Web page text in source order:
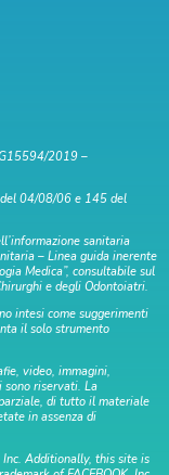
2019 –
04/08/06 e 145 del
sanitaria
– Linea guida inerente
Medica”, consultabile sul
e degli Odontoiatri.
intesi come suggerimenti
il solo strumento
video, immagini,
riservati. La
di tutto il materiale
in assenza di
Additionally, this site is